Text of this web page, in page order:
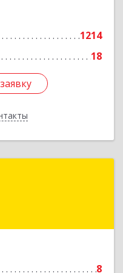
1214
18
8
г, Ленина